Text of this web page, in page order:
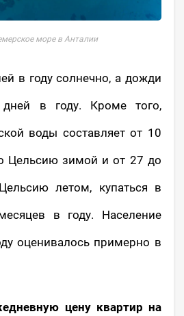
море в Анталии
в году солнечно, а дожди
в году. Кроме того,
воды составляет от 10
Цельсию зимой и от 27 до
летом, купаться в
в году. Население
оценивалось примерно в
цену квартир на